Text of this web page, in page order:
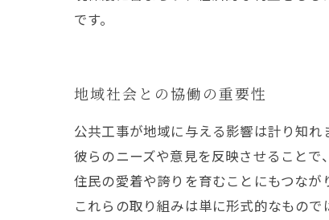
です。
地域社会との協働の重要性
公共工事が地域に与える影響は計り知
彼らのニーズや意見を反映させることで
住民の愛着や誇りを育むことにもつなが
これらの取り組みは単に形式的なもの